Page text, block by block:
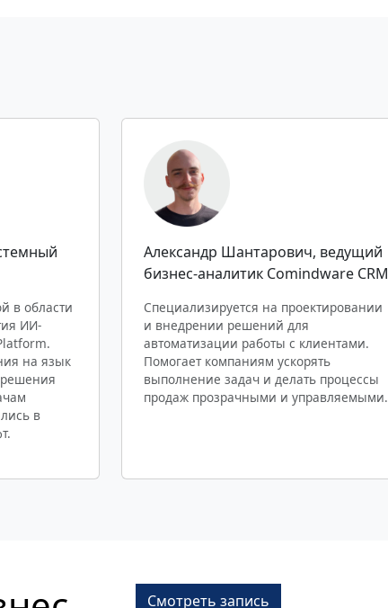
в области
ИИ-
на язык
в
Александр Шантарович, ведущий
бизнес-аналитик Comindware CRM
Специализируется на проектировании
и внедрении решений для
автоматизации работы с клиентами.
Помогает компаниям ускорять
выполнение задач и делать процессы
продаж прозрачными и управляемыми.
Смотреть запись